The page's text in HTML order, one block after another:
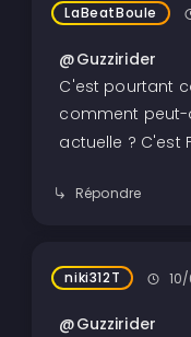
LaBeatBoule
@Guzzirider
C'est pourtant
comment peut-
actuelle ? C'est
Répondre
niki312T
@Guzzirider